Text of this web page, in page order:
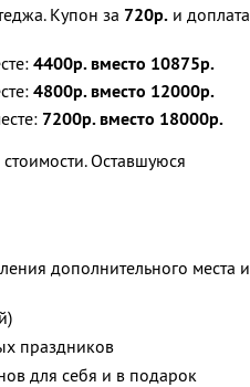
Купон за 720р. и доплата
4400р. вместо 10875р.
4800р. вместо 12000р.
7200р. вместо 18000р.
Оставшуюся
дополнительного места и
праздников
для себя и в подарок